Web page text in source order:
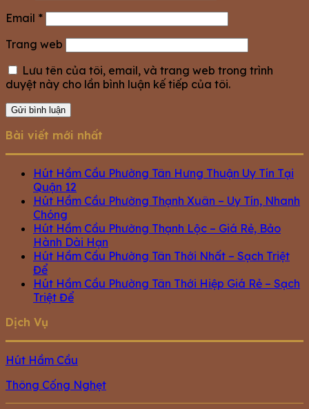
Email *
Trang web
Lưu tên của tôi, email, và trang web trong trình
duyệt này cho lần bình luận kế tiếp của tôi.
Bài viết mới nhất
Hút Hầm Cầu Phường Tân Hưng Thuận Uy Tín Tại
Quận 12
Hút Hầm Cầu Phường Thạnh Xuân – Uy Tín, Nhanh
Chóng
Hút Hầm Cầu Phường Thạnh Lộc – Giá Rẻ, Bảo
Hành Dài Hạn
Hút Hầm Cầu Phường Tân Thới Nhất – Sạch Triệt
Để
Hút Hầm Cầu Phường Tân Thới Hiệp Giá Rẻ – Sạch
Triệt Để
Dịch Vụ
Hút Hầm Cầu
Thông Cống Nghẹt